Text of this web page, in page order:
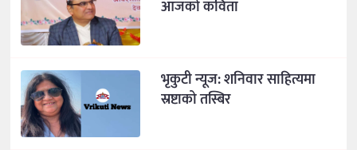
आजको कविता
भृकुटी न्यूज: शनिवार साहित्यमा
स्रष्टाको तस्बिर